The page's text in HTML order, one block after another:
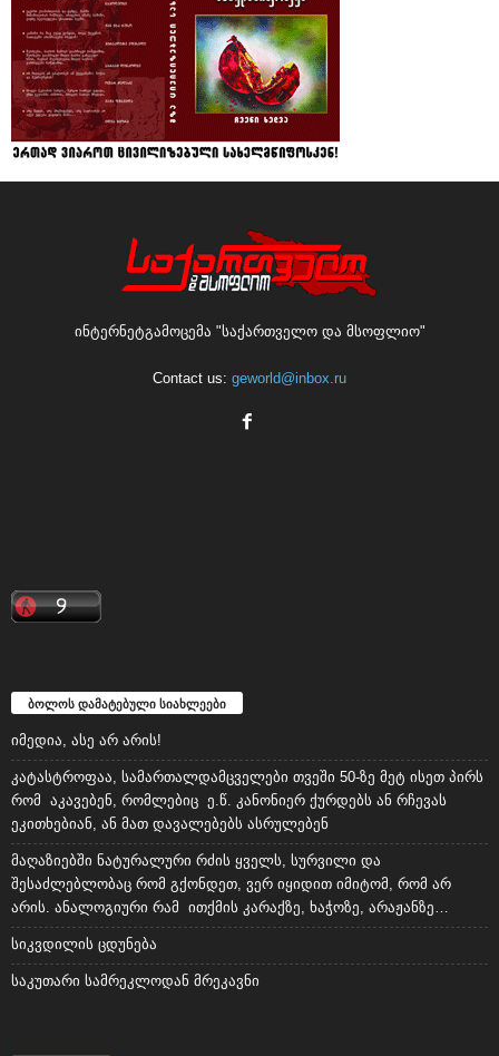
ინტერნეტგამოცემა "საქართველო და მსოფლიო"
Contact us: geworld@inbox.ru
ბოლოს დამატებული სიახლეები
იმედია, ასე არ არის!
კატასტროფაა, სამართალდამცველები თვეში 50-ზე მეტ ისეთ პირს
რომ აკავებენ, რომლებიც ე.წ. კანონიერ ქურდებს ან რჩევას
ეკითხებიან, ან მათ დავალებებს ასრულებენ
მაღაზიებში ნატურალური რძის ყველს, სურვილი და
შესაძლებლობაც რომ გქონდეთ, ვერ იყიდით იმიტომ, რომ არ
არის. ანალოგიური რამ ითქმის კარაქზე, ხაჭოზე, არაჟანზე…
სიკვდილის ცდუნება
საკუთარი სამრეკლოდან მრეკავნი